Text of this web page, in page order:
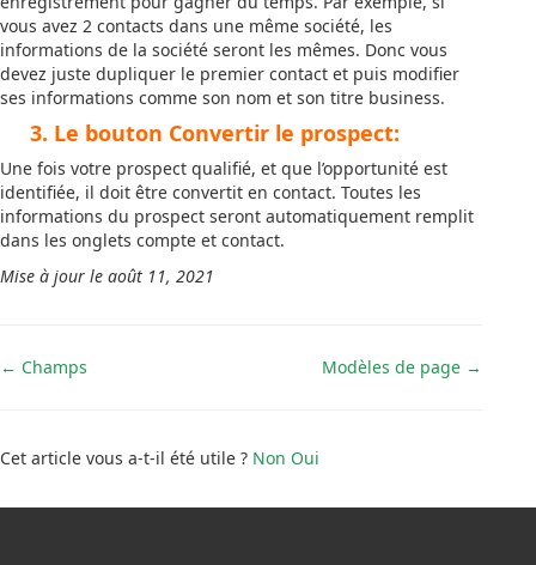
vous avez 2 contacts dans une même société, les
informations de la société seront les mêmes. Donc vous
devez juste dupliquer le premier contact et puis modifier
ses informations comme son nom et son titre business.
3. Le bouton Convertir le prospect:
Une fois votre prospect qualifié, et que l’opportunité est
identifiée, il doit être convertit en contact. Toutes les
informations du prospect seront automatiquement remplit
dans les onglets compte et contact.
Mise à jour le août 11, 2021
Navigation
← Champs Modèles de page →
Cet article vous a-t-il été utile ? Non Oui